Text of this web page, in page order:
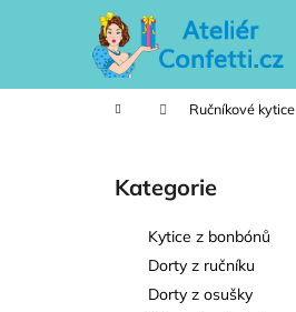
Domů Ručníkové kytice
Přeskočit
kategorie
Kategorie
Kytice z bonbónů
Dorty z ručníku
Dorty z osušky
í
Zpět
do
Zpět
do